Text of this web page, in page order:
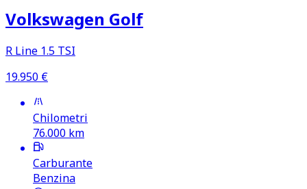
Volkswagen Golf
R Line 1.5 TSI
19.950 €
Chilometri
76.000 km
Carburante
Benzina